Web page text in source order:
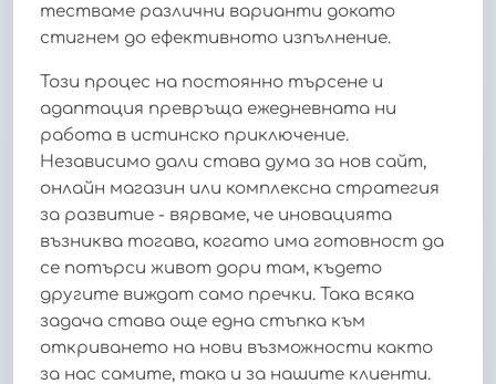
тестваме различни варианти докато
стигнем до ефективното изпълнение.
Този процес на постоянно търсене и
адаптация превръща ежедневната ни
работа в истинско приключение.
Независимо дали става дума за нов сайт,
онлайн магазин или комплексна стратегия
за развитие - вярваме, че иновацията
възниква тогава, когато има готовност да
се потърси живот дори там, където
другите виждат само пречки. Така всяка
задача става още една стъпка към
откриването на нови възможности както
за нас самите, така и за нашите клиенти.